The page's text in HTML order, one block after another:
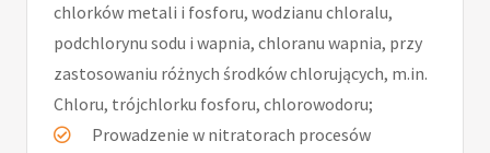
chlorków metali i fosforu, wodzianu chloralu,
podchlorynu sodu i wapnia, chloranu wapnia, przy
zastosowaniu różnych środków chlorujących, m.in.
Chloru, trójchlorku fosforu, chlorowodoru;
Prowadzenie w nitratorach procesów